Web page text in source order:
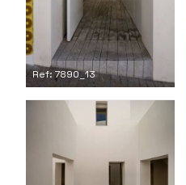
Ref: 7890_13